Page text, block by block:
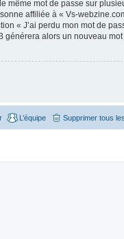
mot de passe sur
affiliée à « Vs-
« J’ai perdu mon mot de
alors un nouveau
Supprimer tous
L’équipe